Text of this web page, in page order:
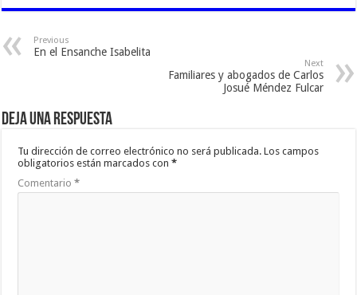
Previous
En el Ensanche Isabelita
Next
Familiares y abogados de Carlos
Josué Méndez Fulcar
Deja una respuesta
Tu dirección de correo electrónico no será publicada. Los campos
obligatorios están marcados con*
Comentario*